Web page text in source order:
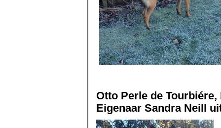
Otto Perle de
Eigenaar Sandra Neill